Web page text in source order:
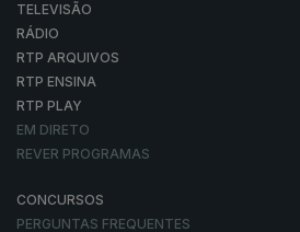
TELEVISÃO
RÁDIO
RTP ARQUIVOS
RTP ENSINA
RTP PLAY
EM DIRETO
REVER PROGRAMAS
CONCURSOS
PERGUNTAS FREQUENTES